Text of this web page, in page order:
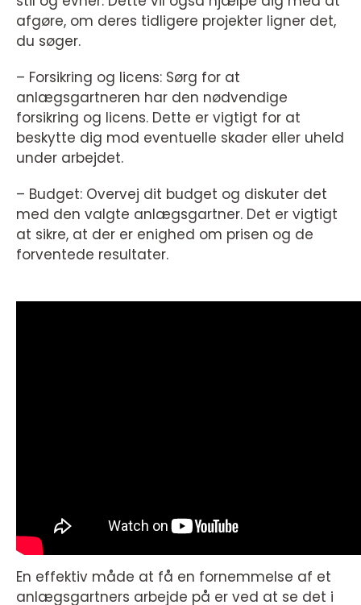
afgøre, om deres tidligere projekter ligner det,
du søger.
– Forsikring og licens: Sørg for at
anlægsgartneren har den nødvendige
forsikring og licens. Dette er vigtigt for at
beskytte dig mod eventuelle skader eller uheld
under arbejdet.
– Budget: Overvej dit budget og diskuter det
med den valgte anlægsgartner. Det er vigtigt
at sikre, at der er enighed om prisen og de
forventede resultater.
En effektiv måde at få en fornemmelse af et
anlægsgartners arbejde på er ved at se det i